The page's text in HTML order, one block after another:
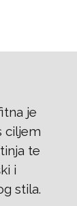
je
ciljem
te
i
stila.